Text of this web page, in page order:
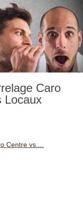
Caro
Locaux
Centre vs....